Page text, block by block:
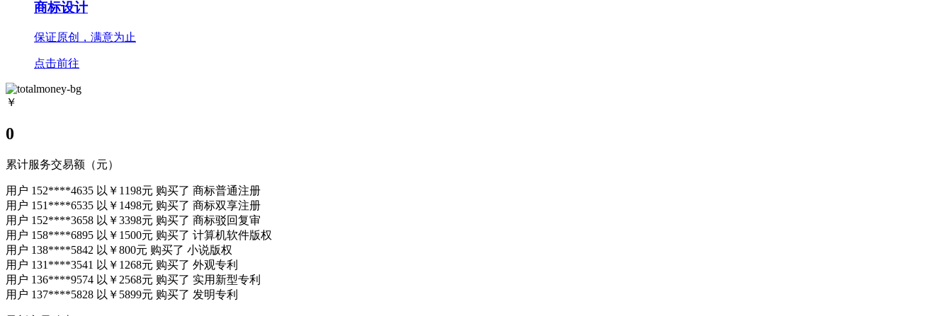
商标设计
保证原创，满意为止
点击前往
￥
0
累计服务交易额（元）
用户 152****4635 以 ￥1198元 购买了 商标普通注册
用户 151****6535 以 ￥1498元 购买了 商标双享注册
用户 152****3658 以 ￥3398元 购买了 商标驳回复审
用户 158****6895 以 ￥1500元 购买了 计算机软件版权
用户 138****5842 以 ￥800元 购买了 小说版权
用户 131****3541 以 ￥1268元 购买了 外观专利
用户 136****9574 以 ￥2568元 购买了 实用新型专利
用户 137****5828 以 ￥5899元 购买了 发明专利